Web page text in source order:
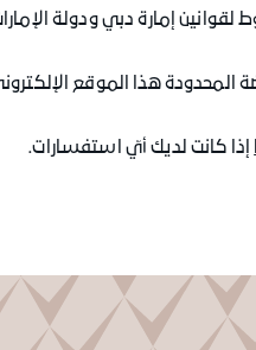
إذا كانت لديك أيّ استفسارات.